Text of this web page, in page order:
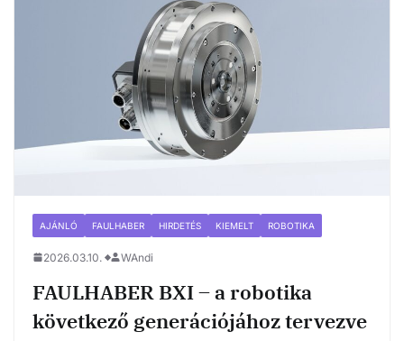
AJÁNLÓ FAULHABER HIRDETÉS KIEMELT ROBOTIKA
2026.03.10. WAndi
FAULHABER BXI – a robotika
következő generációjához tervezve